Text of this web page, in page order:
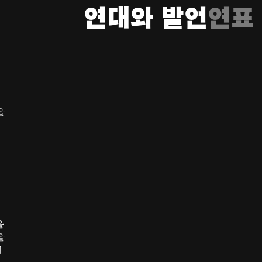
연대와 발언연표